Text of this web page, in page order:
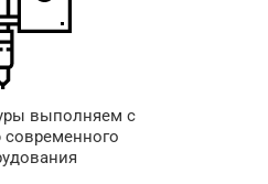
выполняем с